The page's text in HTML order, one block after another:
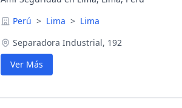
Perú > Lima > Lima
Separadora Industrial, 192
Ver Más